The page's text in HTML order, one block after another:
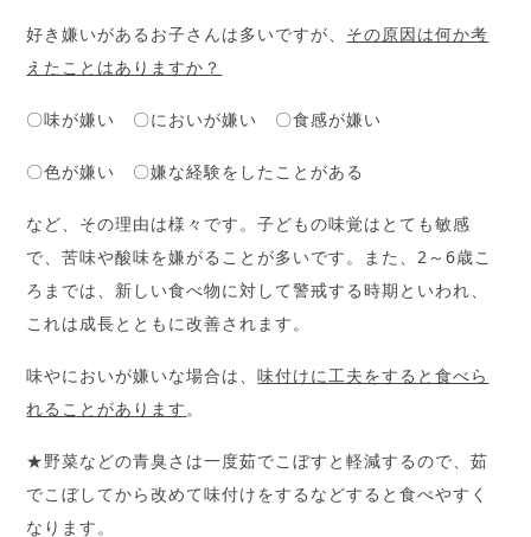
好き嫌いがあるお子さんは多いですが、 その原因は何か考
えたことはありますか？
〇味が嫌い 〇においが嫌い 〇食感が嫌い
〇色が嫌い 〇嫌な経験をしたことがある
など、その理由は様々です。子どもの味覚はとても敏感
で、苦味や酸味を嫌がることが多いです。また、2～6歳こ
ろまでは、新しい食べ物に対して警戒する時期といわれ、
これは成長とともに改善されます。
味やにおいが嫌いな場合は、味付けに工夫をすると食べら
れることがあります。
★野菜などの青臭さは一度茹でこぼすと軽減するので、茹
でこぼしてから改めて味付けをするなどすると食べやすく
なります。